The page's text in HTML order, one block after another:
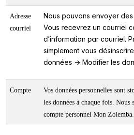
Adresse
courriel
Nous pouvons envoyer
Vous recevrez un courriel
d’information par courriel.
simplement vous
données -> Modifier les
Compte
Vos données personnelles sont
les données à chaque fois.
compte personnel Mon